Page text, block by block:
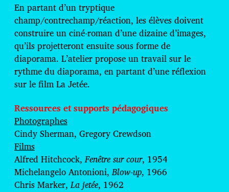
En partant d’un tryptique
champ/contrechamp/réaction, les élèves doivent
construire un ciné-roman d’une dizaine d’images,
qu’ils projetteront ensuite sous forme de
diaporama. L’atelier propose un travail sur le
rythme du diaporama, en partant d’une réflexion
sur le film La Jetée.
Ressources et supports pédagogiques
Photographes
Cindy Sherman, Gregory Crewdson
Films
Alfred Hitchcock,Fenêtre sur cour, 1954
Michelangelo Antonioni,Blow-up, 1966
Chris Marker,La jetée, 1962